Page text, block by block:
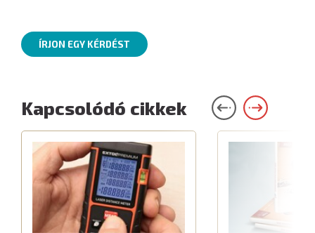
ÍRJON EGY KÉRDÉST
Kapcsolódó cikkek